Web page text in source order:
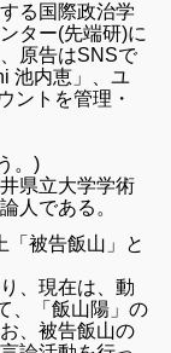
る国際政治学
ター(先端研)に
原告はSNSで
池内恵」、ユ
ントを管理・
。)
県立大学学術
人である。
被告飯山」と
、現在は、動
、「飯山陽」の
、被告飯山の